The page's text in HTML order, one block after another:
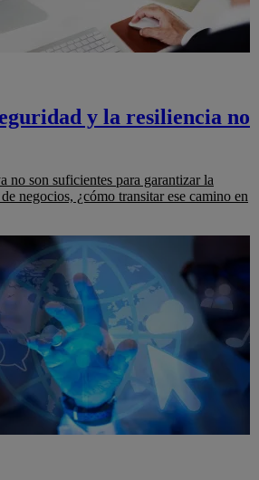
y la resiliencia no
no son suficientes para garantizar la
negocios, ¿cómo transitar ese camino en